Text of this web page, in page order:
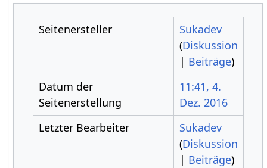
Seitenersteller
Sukadev
(Diskussion
| Beiträge)
Datum der
Seitenerstellung
11:41, 4.
Dez. 2016
Letzter Bearbeiter
Sukadev
(Diskussion
| Beiträge)